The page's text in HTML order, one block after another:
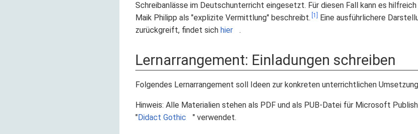
Schreibanlässe im Deutschunterricht eingesetzt. Für diesen Fall kann es
Maik Philipp als "explizite Vermittlung" beschreibt. [1]
Eine ausführlichere
zurückgreift, findet sich hier .
Lernarrangement: Einladungen schreiben
Folgendes Lernarrangement soll Ideen zur konkreten unterrichtlichen
Hinweis: Alle Materialien stehen als PDF und als PUB-Datei für Microsoft
"Didact Gothic " verwendet.